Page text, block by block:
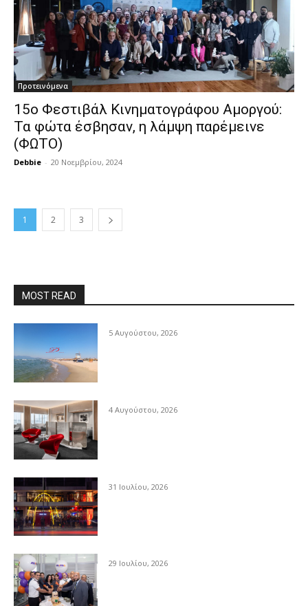
Προτεινόμενα
15ο Φεστιβάλ Κινηματογράφου Αμοργού:
Τα φώτα έσβησαν, η λάμψη παρέμεινε
(ΦΩΤΟ)
Debbie - 20 Νοεμβρίου, 2024
1 2 3
MOST READ
5 Αυγούστου, 2026
4 Αυγούστου, 2026
31 Ιουλίου, 2026
29 Ιουλίου, 2026